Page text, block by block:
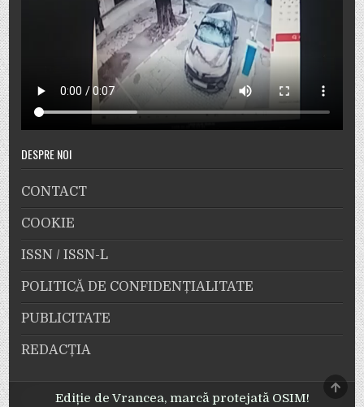
DESPRE NOI
CONTACT
COOKIE
ISSN / ISSN-L
POLITICĂ DE CONFIDENȚIALITATE
PUBLICITATE
REDACȚIA
Ediție de Vrancea, marcă protejată OSIM!